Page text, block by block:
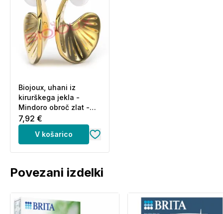
Biojoux, uhani iz
kirurškega jekla -
Mindoro obroč zlat -
BJT352 (2 uhana)
7,92 €
V košarico
Povezani izdelki